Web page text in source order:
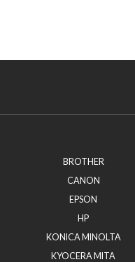
BROTHER
CANON
EPSON
HP
KONICA MINOLTA
KYOCERA MITA